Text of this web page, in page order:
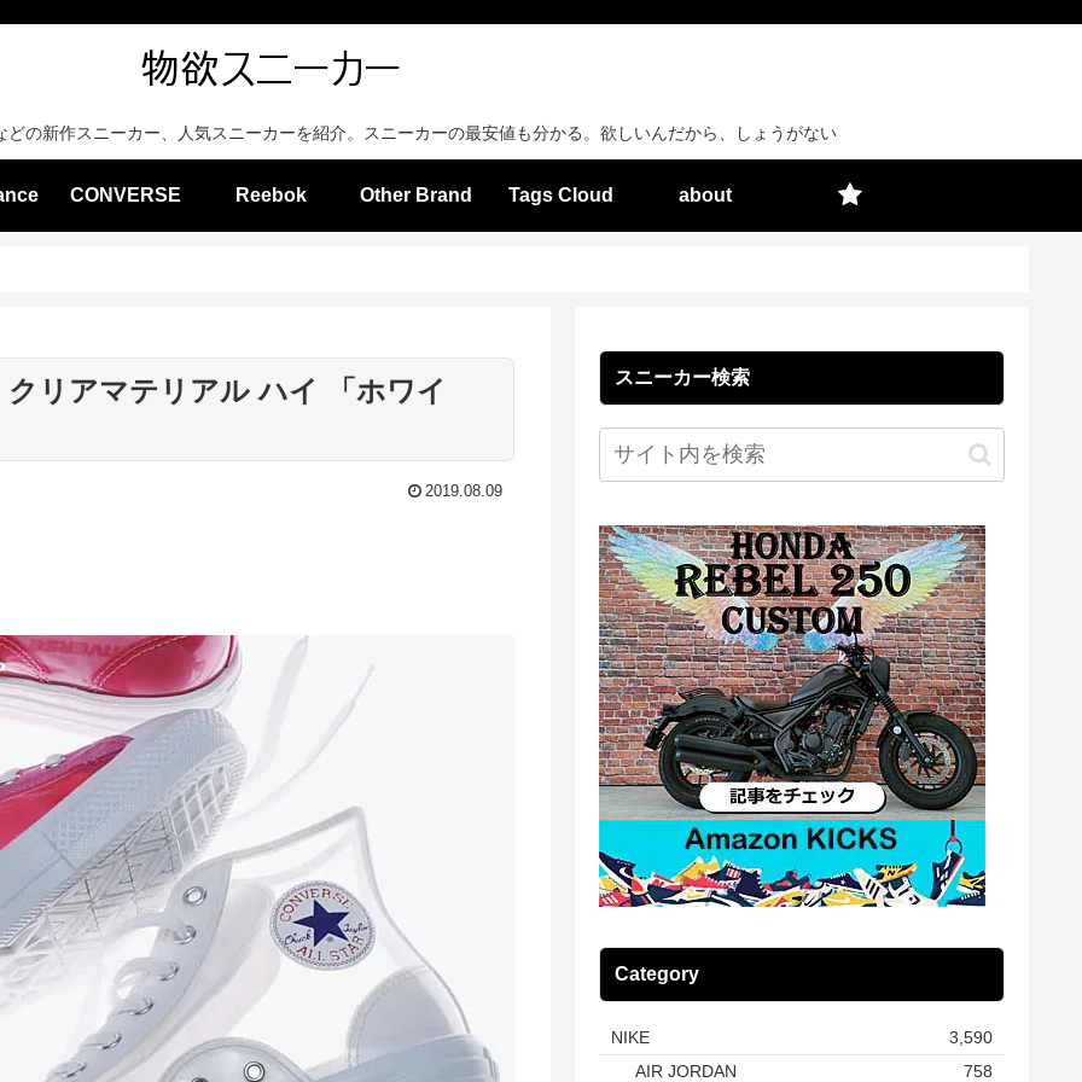
の新作スニーカー、人気スニーカーを紹介。スニーカーの最安値も分かる。欲しいんだから、しょうがない
CONVERSE Reebok Other Brand Tags Cloud about
リアマテリアル ハイ 「ホワイ
2019.08.09
スニーカー検索
Category
NIKE
3,590
AIR JORDAN
758